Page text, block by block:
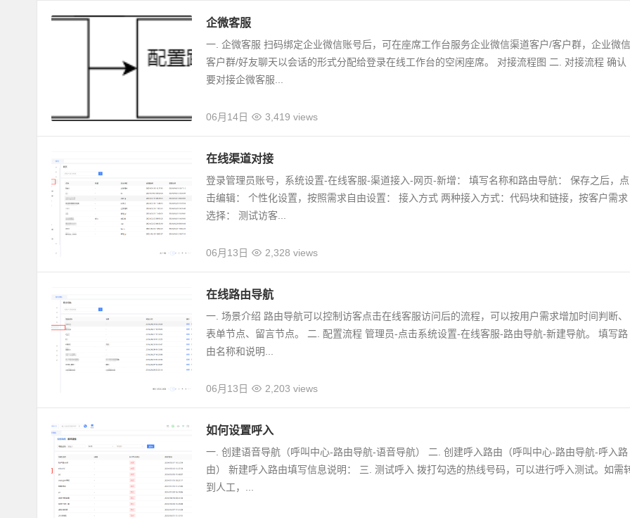
企微客服
一. 企微客服 扫码绑定企业微信账号后，可在座席工作台服务企业微信渠道客户/客户群，企业微信
客户群/好友聊天以会话的形式分配给登录在线工作台的空闲座席。 对接流程图 二. 对接流程 确认
要对接企微客服...
06月14日 3,419 views
在线渠道对接
登录管理员账号，系统设置-在线客服-渠道接入-网页-新增： 填写名称和路由导航： 保存之后，点
击编辑： 个性化设置，按照需求自由设置： 接入方式 两种接入方式：代码块和链接，按客户需求
选择： 测试访客...
06月13日 2,328 views
在线路由导航
一. 场景介绍 路由导航可以控制访客点击在线客服访问后的流程，可以按用户需求增加时间判断、
表单节点、留言节点。 二. 配置流程 管理员-点击系统设置-在线客服-路由导航-新建导航。 填写路
由名称和说明...
06月13日 2,203 views
如何设置呼入
一. 创建语音导航（呼叫中心-路由导航-语音导航） 二. 创建呼入路由（呼叫中心-路由导航-呼入路
由） 新建呼入路由填写信息说明： 三. 测试呼入 拨打勾选的热线号码，可以进行呼入测试。如需
到人工，...